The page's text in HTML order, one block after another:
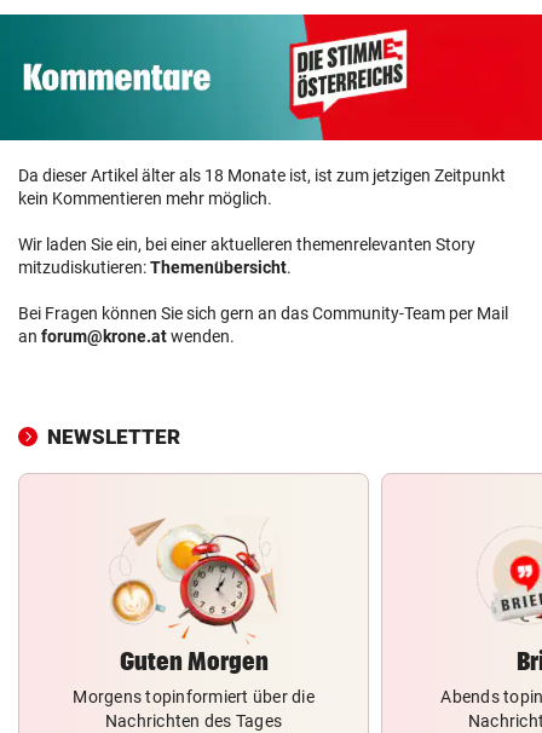
Da dieser Artikel älter als 18 Monate ist, ist zum jetzigen Zeitpunkt
kein Kommentieren mehr möglich.
Wir laden Sie ein, bei einer aktuelleren themenrelevanten Story
mitzudiskutieren:Themenübersicht.
Bei Fragen können Sie sich gern an das Community-Team per Mail
an forum@krone.atwenden.
NEWSLETTER
Guten Morgen
Morgens topinformiert über die
Nachrichten des Tages
Abends